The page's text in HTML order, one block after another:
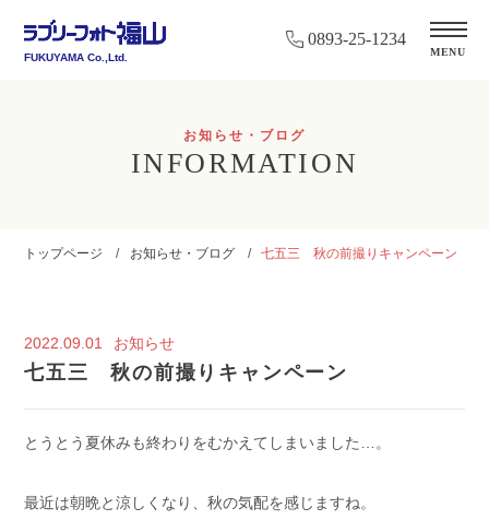
FUKUYAMA Co.,Ltd.
0893-25-1234
MENU
お知らせ・ブログ
INFORMATION
トップページ お知らせ・ブログ 七五三 秋の前撮りキャンペーン
2022.09.01 お知らせ
七五三 秋の前撮りキャンペーン
とうとう夏休みも終わりをむかえてしまいました…。
最近は朝晩と涼しくなり、秋の気配を感じますね。